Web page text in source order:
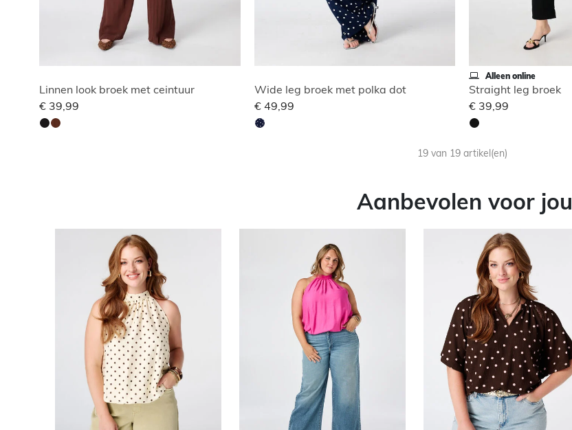
Linnen look broek met ceintuur
€ 39,99
Wide leg broek met polka dot
€ 49,99
Alleen online
Straight leg broek
€ 39,99
19 van 19 artikel(en)
Aanbevolen voor jou